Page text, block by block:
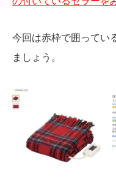
今回は赤枠で囲ってい
ましょう。